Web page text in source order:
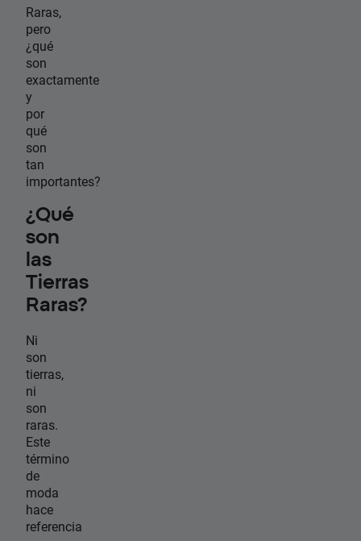
Raras,
pero
¿qué
son
exactamente
y
por
qué
son
tan
importantes?
¿Qué
son
las
Tierras
Raras?
Ni
son
tierras,
ni
son
raras.
Este
término
de
moda
hace
referencia